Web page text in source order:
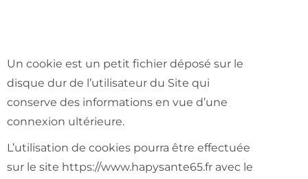
Un cookie est un petit fichier déposé sur le
disque dur de l’utilisateur du Site qui
conserve des informations en vue d’une
connexion ultérieure.
L’utilisation de cookies pourra être effectuée
sur le site https://www.hapysante65.fr avec le